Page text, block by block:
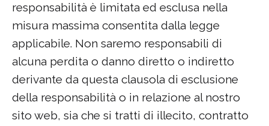
responsabilità è limitata ed esclusa nella
misura massima consentita dalla legge
applicabile. Non saremo responsabili di
alcuna perdita o danno diretto o indiretto
derivante da questa clausola di esclusione
della responsabilità o in relazione al nostro
sito web, sia che si tratti di illecito, contratto